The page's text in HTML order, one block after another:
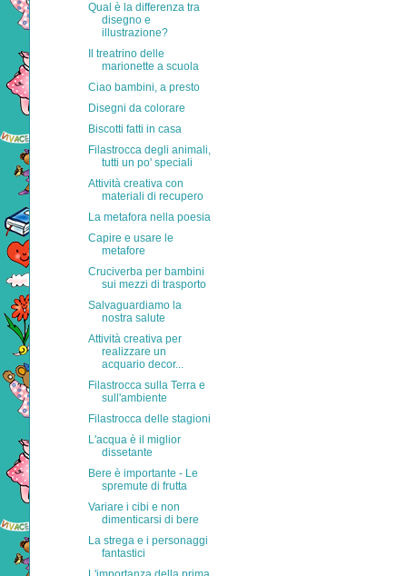
Qual è la differenza tra
disegno e
illustrazione?
Il treatrino delle
marionette a scuola
Ciao bambini, a presto
Disegni da colorare
Biscotti fatti in casa
Filastrocca degli animali,
tutti un po' speciali
Attività creativa con
materiali di recupero
La metafora nella poesia
Capire e usare le
metafore
Cruciverba per bambini
sui mezzi di trasporto
Salvaguardiamo la
nostra salute
Attività creativa per
realizzare un
acquario decor...
Filastrocca sulla Terra e
sull'ambiente
Filastrocca delle stagioni
L'acqua è il miglior
dissetante
Bere è importante - Le
spremute di frutta
Variare i cibi e non
dimenticarsi di bere
La strega e i personaggi
fantastici